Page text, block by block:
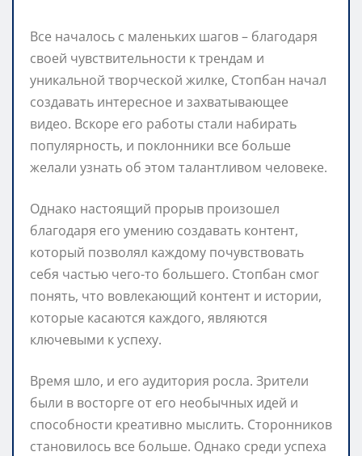
Все началось с маленьких шагов – благодаря
своей чувствительности к трендам и
уникальной творческой жилке, Стопбан начал
создавать интересное и захватывающее
видео. Вскоре его работы стали набирать
популярность, и поклонники все больше
желали узнать об этом талантливом человеке.
Однако настоящий прорыв произошел
благодаря его умению создавать контент,
который позволял каждому почувствовать
себя частью чего-то большего. Стопбан смог
понять, что вовлекающий контент и истории,
которые касаются каждого, являются
ключевыми к успеху.
Время шло, и его аудитория росла. Зрители
были в восторге от его необычных идей и
способности креативно мыслить. Сторонников
становилось все больше. Однако среди успеха